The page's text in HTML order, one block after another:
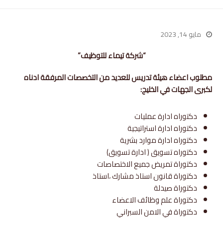
مايو 14, 2023
“شركة تيماء للتوظيف”
مطلوب اعضاء هيئة تدريس للعديد من التخصصات المرفقة ادناه
لكبرى الجهات في الخليج:
دكتوراه ادارة عمليات
دكتوراه ادارة استراتيجية
دكتوراه ادارة موارد بشرية
دكتوراه تسويق ( ادارة تسويق)
دكتوراة تمريض جميع الاختصاصات
دكتوراة قانون استاذ مشارك ،استاذ
دكتوراة صيدلة
دكتوراة علم وظائف الاعضاء
دكتوراة في الامن السبراني